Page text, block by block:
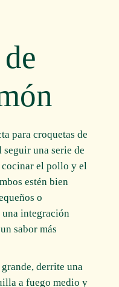
para croquetas de
una serie de
cocinar el pollo y el
estén bien
o
integración
sabor más
derrite una
a fuego medio y